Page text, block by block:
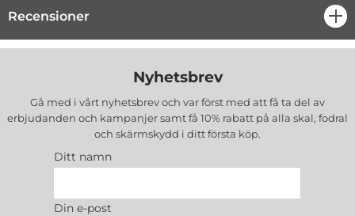
Recensioner
Nyhetsbrev
Gå med i vårt nyhetsbrev och var först med att få ta del av
erbjudanden och kampanjer samt få 10% rabatt på alla skal, fodral
och skärmskydd i ditt första köp.
Ditt namn
Din e-post